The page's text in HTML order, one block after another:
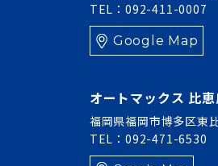
TEL：092-411-0007
Google Map
オートマックス 比
福岡県福岡市博多区東
TEL：092-471-6530